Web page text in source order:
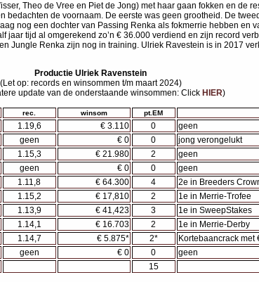
Theo de Vree en Piet de Jong) met haar gaan fokken en de
de voornaam. De eerste was geen grootheid. De
nog een dochter van Passing Renka als fokmerrie hebben
tijd al omgerekend zo’n € 36.000 verdiend en zijn record
Jungle Renka zijn nog in training. Ulriek Ravestein is in 2017
Productie Ulriek Ravenstein
(Let op: records en winsommen t/m maart 2024)
update van de onderstaande winsommen: Click HIER)
rec. winsom pt.EM
1.19,6 € 3.110 0 geen
geen € 0 0 jong verongelukt
1.15,3 € 21.980 2 geen
geen € 0 0 geen
1.11,8 € 64.300 4 2e in Breeders
1.15,2 € 17,810 2 1e in Merrie-Trofee
1.13,9 € 41,423 3 1e in SweepStakes
1.14,1 € 16.703 2 1e in Merrie-Derby
1.14,7 € 5.875* 2* Kortebaancrack met
geen € 0 0 geen
15